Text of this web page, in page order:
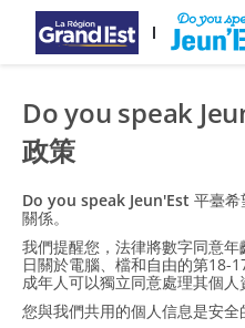
跳至主要內容
Do you speak
政策
Do you speak Jeun'Est 平臺希
關係。
我們提醒您，法律將數字同意
日關於電腦、檔和自由的第18-
成年人可以獨立同意處理其個人
您與我們共用的個人信息是安全